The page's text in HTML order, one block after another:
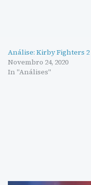
Análise: Kirby Fighters 2
Novembro 24, 2020
In "Análises"